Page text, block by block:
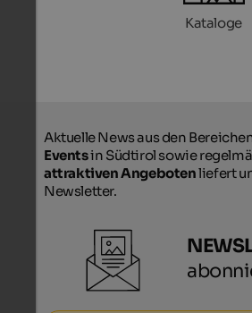
Kataloge
Aktuelle News aus den
Eventsin Südtirol sowie
attraktiven Angebotenliefert
Newsletter.